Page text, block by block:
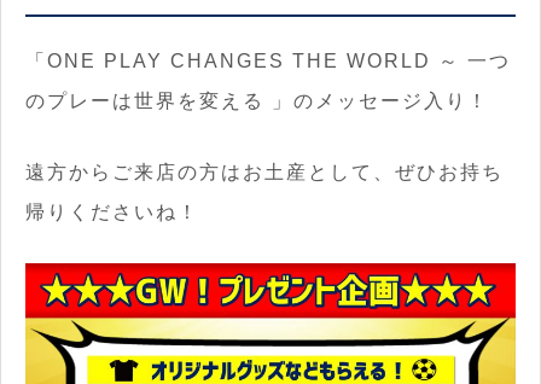
「ONE PLAY CHANGES THE WORLD ～ 一つ
のプレーは世界を変える 」のメッセージ入り！
遠方からご来店の方はお土産として、ぜひお持ち
帰りくださいね！